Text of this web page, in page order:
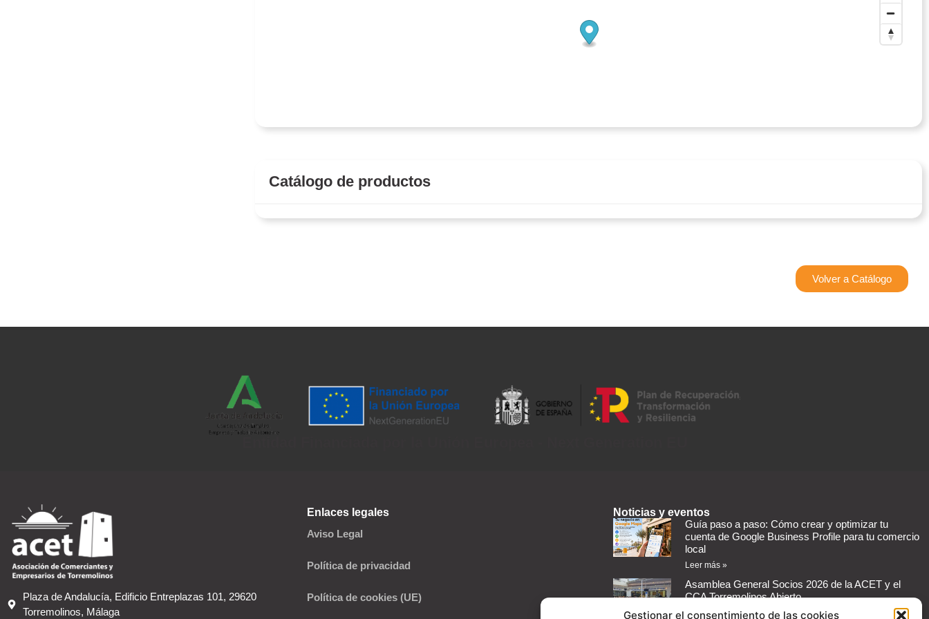
Gestionar el consentimiento de las cookies
Catálogo de productos
Volver a Catálogo
Plaza de Andalucía, Edificio Entreplazas 101, 29620
Torremolinos, Málaga
Enlaces legales
Aviso Legal
Política de privacidad
Política de cookies (UE)
Noticias y eventos
Guía paso a paso: Cómo crear y optimizar tu
cuenta de Google Business Profile para tu comercio
local
Leer más »
Asamblea General Socios 2026 de la ACET y el
CCA Torremolinos Abierto
Leer más »